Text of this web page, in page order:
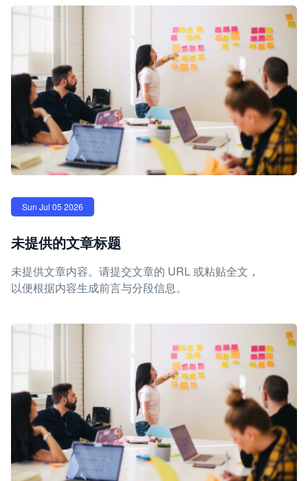
Sun Jul 05 2026
未提供的文章标题
未提供文章内容。请提交文章的 URL 或粘贴全文，
以便根据内容生成前言与分段信息。